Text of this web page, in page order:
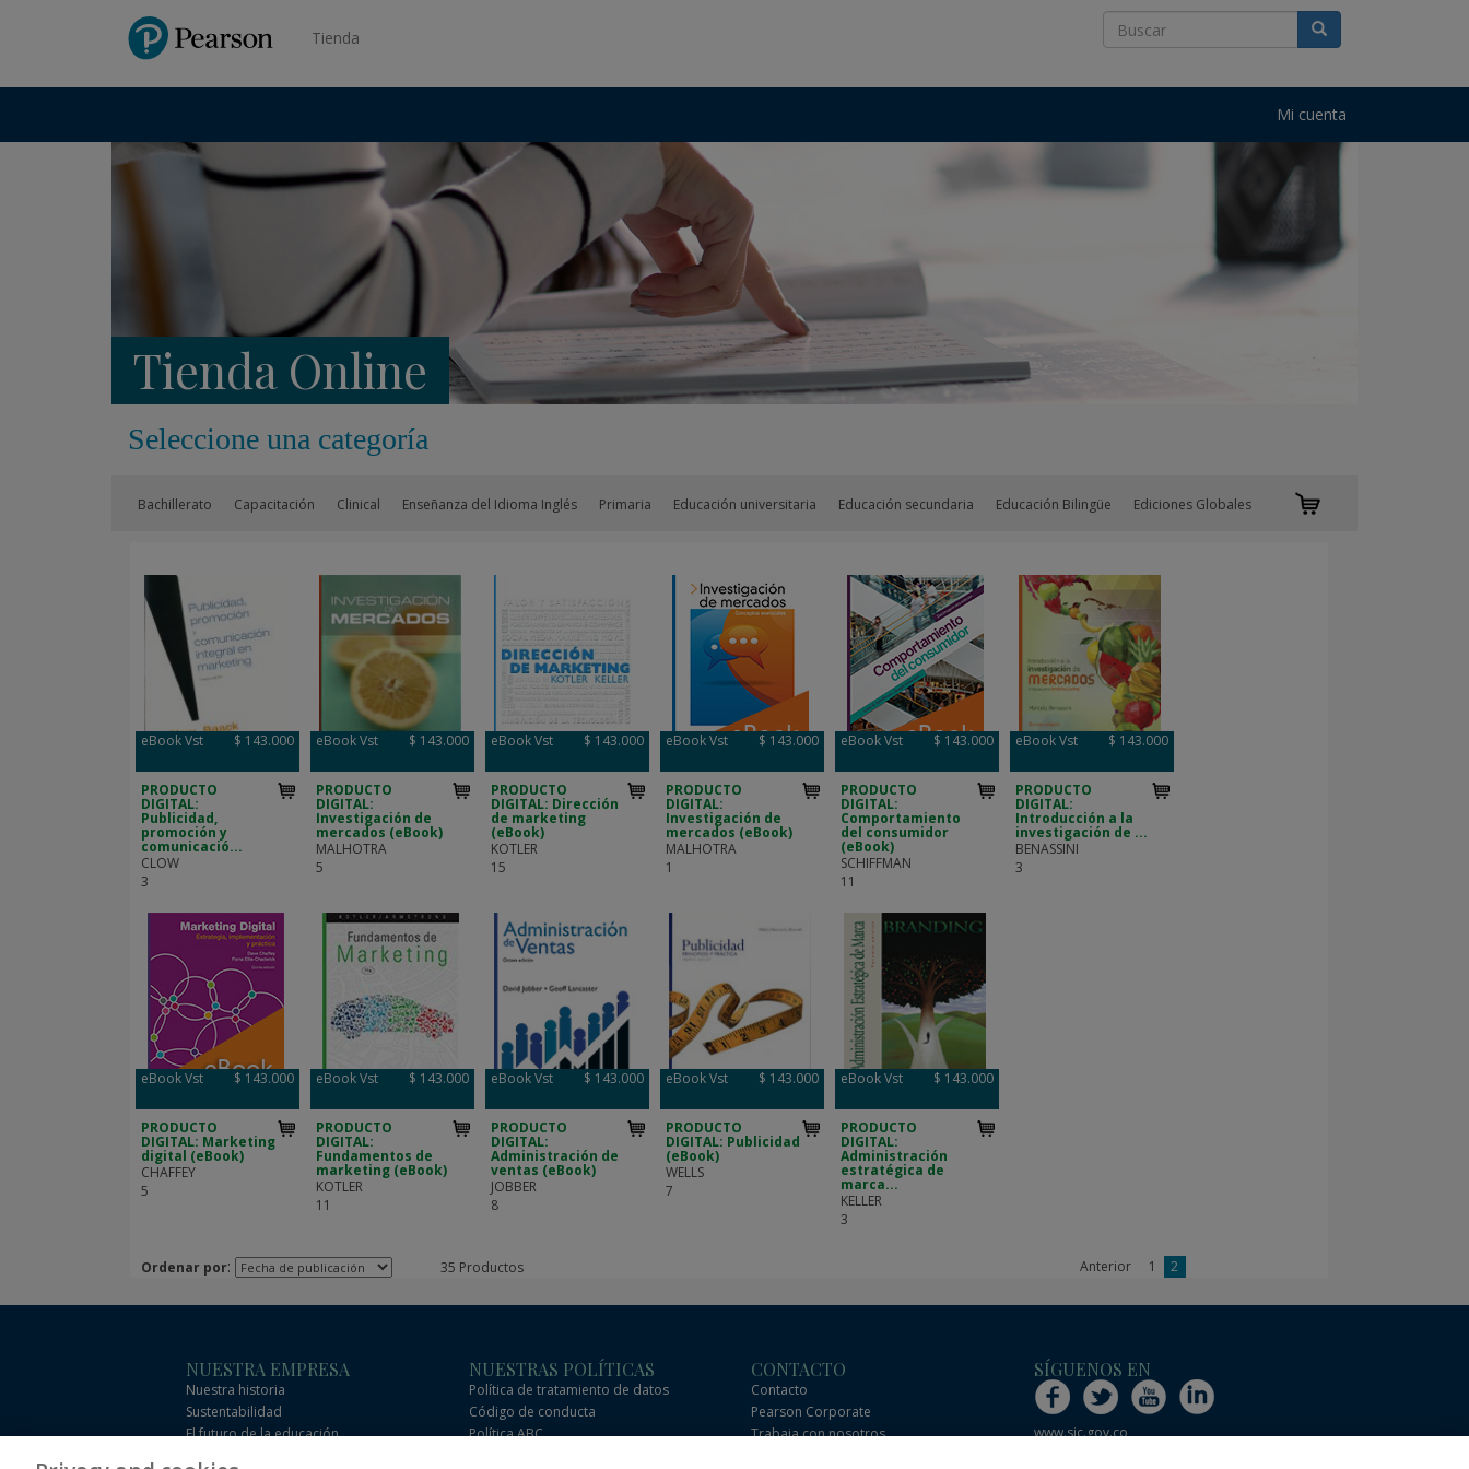
PearsonTienda
Mi cuenta
Tienda Online
Seleccione una categoría
Bachillerato Capacitación Clinical Enseñanza del Idioma Inglés Primaria Educación universitaria Educación secundaria Educación Bilingüe Ediciones Globales
eBook Vst $ 143.000
PRODUCTO
DIGITAL:
Publicidad,
promoción y
comunicació...
CLOW
3
eBook Vst $ 143.000
PRODUCTO
DIGITAL:
Investigación de
mercados (eBook)
MALHOTRA
5
eBook Vst $ 143.000
PRODUCTO
DIGITAL: Dirección
de marketing
(eBook)
KOTLER
15
eBook Vst $ 143.000
PRODUCTO
DIGITAL:
Investigación de
mercados (eBook)
MALHOTRA
1
eBook Vst $ 143.000
PRODUCTO
DIGITAL:
Comportamiento
del consumidor
(eBook)
SCHIFFMAN
11
eBook Vst $ 143.000
PRODUCTO
DIGITAL:
Introducción a la
investigación de ...
BENASSINI
3
eBook Vst $ 143.000
PRODUCTO
DIGITAL: Marketing
digital (eBook)
CHAFFEY
5
eBook Vst $ 143.000
PRODUCTO
DIGITAL:
Fundamentos de
marketing (eBook)
KOTLER
11
eBook Vst $ 143.000
PRODUCTO
DIGITAL:
Administración de
ventas (eBook)
JOBBER
8
eBook Vst $ 143.000
PRODUCTO
DIGITAL: Publicidad
(eBook)
WELLS
7
eBook Vst $ 143.000
PRODUCTO
DIGITAL:
Administración
estratégica de
marca...
KELLER
3
Ordenar por: 35 Productos Anterior 1 2
NUESTRA EMPRESA
Nuestra historia
Sustentabilidad
El futuro de la educación
NUESTRAS POLÍTICAS
Política de tratamiento de datos
Código de conducta
Política ABC
CONTACTO
Contacto
Pearson Corporate
Trabaja con nosotros
SÍGUENOS EN
www.sic.gov.co